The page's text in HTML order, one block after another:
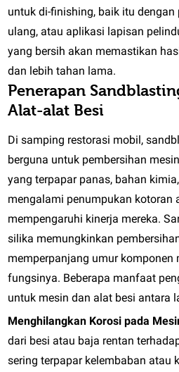
untuk di-finishing, baik itu dengan
ulang, atau aplikasi lapisan
yang bersih akan memastikan
dan lebih tahan lama.
Penerapan
Alat-alat Besi
Di samping restorasi mobil,
berguna untuk pembersihan
yang terpapar panas, bahan
mengalami penumpukan kotoran
mempengaruhi kinerja mereka.
silika memungkinkan
memperpanjang umur komponen
fungsinya. Beberapa manfaat
untuk mesin dan alat besi antara
Menghilangkan Korosi pada
dari besi atau baja rentan
sering terpapar kelembaban atau